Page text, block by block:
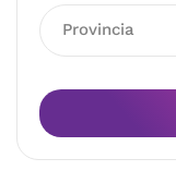
Provincia